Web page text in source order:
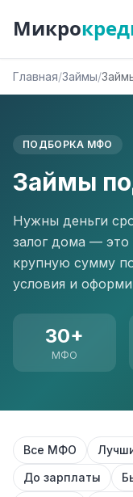
Микро
Главная/Займы/
ПОДБОРКА МФО
Займы
Нужны деньги
залог дома — это
крупную сумму
условия и
30+
МФО
Все МФО
До зарплаты